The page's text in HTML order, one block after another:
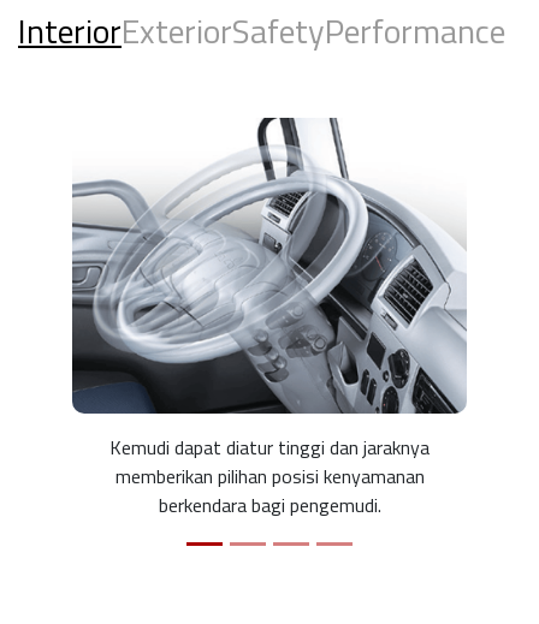
InteriorExteriorSafetyPerformance
Kemudi dapat diatur tinggi dan jaraknya
memberikan pilihan posisi kenyamanan
berkendara bagi pengemudi.